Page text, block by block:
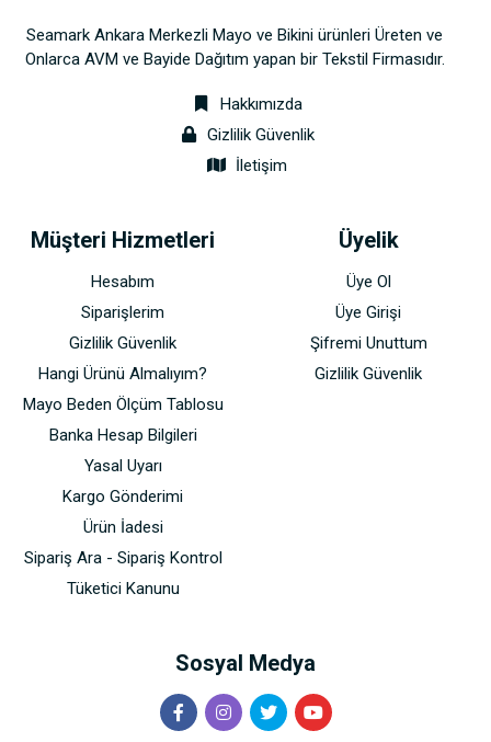
Seamark Ankara Merkezli Mayo ve Bikini ürünleri Üreten ve
Onlarca AVM ve Bayide Dağıtım yapan bir Tekstil Firmasıdır.
Hakkımızda
Gizlilik Güvenlik
İletişim
Müşteri Hizmetleri
Hesabım
Siparişlerim
Gizlilik Güvenlik
Hangi Ürünü Almalıyım?
Mayo Beden Ölçüm Tablosu
Banka Hesap Bilgileri
Yasal Uyarı
Kargo Gönderimi
Ürün İadesi
Sipariş Ara - Sipariş Kontrol
Tüketici Kanunu
Üyelik
Üye Ol
Üye Girişi
Şifremi Unuttum
Gizlilik Güvenlik
Sosyal Medya